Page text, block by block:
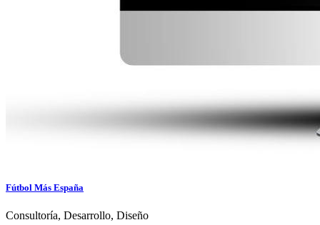
Fútbol Más España
Consultoría, Desarrollo, Diseño